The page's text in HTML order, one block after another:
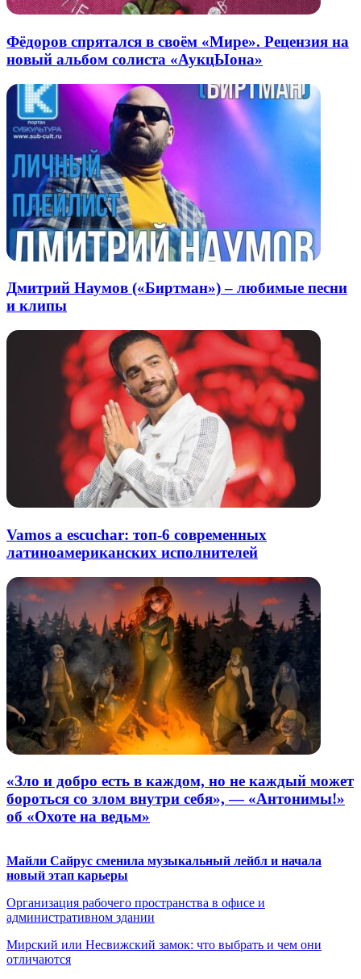
Фёдоров спрятался в своём «Мире». Рецензия на
новый альбом солиста «АукцЫона»
Дмитрий Наумов («Биртман») – любимые песни
и клипы
Vamos a escuchar: топ-6 современных
латиноамериканских исполнителей
«Зло и добро есть в каждом, но не каждый может
бороться со злом внутри себя», — «Антонимы!»
об «Охоте на ведьм»
Майли Сайрус сменила музыкальный лейбл и начала
новый этап карьеры
Организация рабочего пространства в офисе и
административном здании
Мирский или Несвижский замок: что выбрать и чем они
отличаются